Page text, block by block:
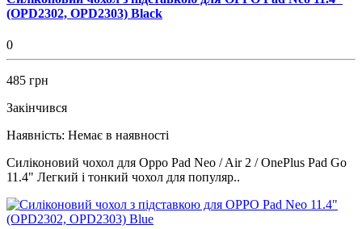
(OPD2302, OPD2303) Black
0
485 грн
Закінчився
Наявність: Немає в наявності
Силіконовий чохол для Oppo Pad Neo / Air 2 / OnePlus Pad Go
11.4" Легкий і тонкий чохол для популяр..